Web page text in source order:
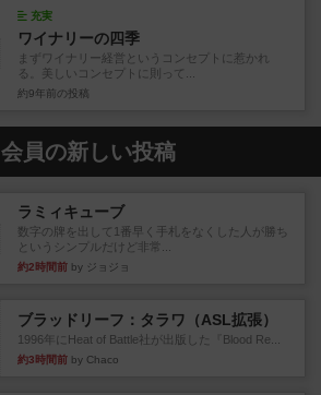
充実
ワイナリーの四季
まずワイナリー経営というコンセプトに惹かれ
る。美しいコンセプトに則って...
約9年前 の投稿
会員の新しい投稿
ラミィキューブ
数字の牌を出して1番早く手札をなくした人が勝ち
というシンプルだけど非常...
約2時間前 by ジョジョ
ブラッドリーフ：タラワ（ASL拡張）
1996年にHeat of Battle社が出版した『Blood Re...
約3時間前 by Chaco